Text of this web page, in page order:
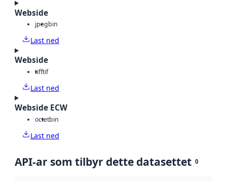
Webside
jpegbin
Last ned
Webside
tifftif
Last ned
Webside ECW
octetbin
Last ned
API-ar som tilbyr dette datasettet 0